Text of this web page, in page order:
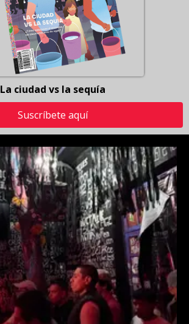
La ciudad vs la sequía
Suscríbete aquí